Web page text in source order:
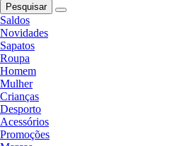
Pesquisar
Saldos
Novidades
Sapatos
Roupa
Homem
Mulher
Crianças
Desporto
Acessórios
Promoções